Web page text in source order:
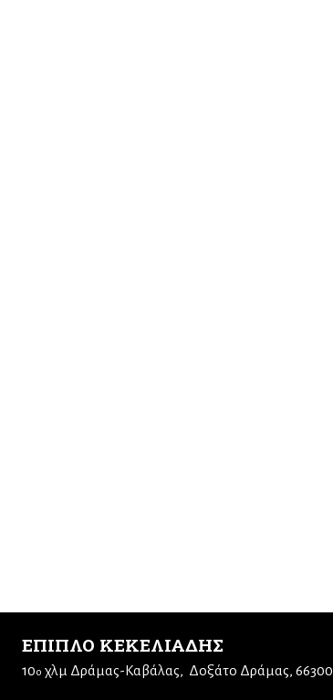
ΕΠΙΠΛΟ ΚΕΚΕΛΙΑΔΗΣ
10ο χλμ Δράμας-Καβάλας Δοξάτο Δράμας, 66300